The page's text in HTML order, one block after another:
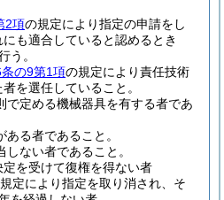
2項の規定により指定の申請をし
も適合していると認めるとき
う。
の9第1項の規定により責任技術
を選任していること。
で定める機械器具を有する者であ
る者であること。
ない者であること。
を受けて復権を得ない者
定により指定を取り消され、そ